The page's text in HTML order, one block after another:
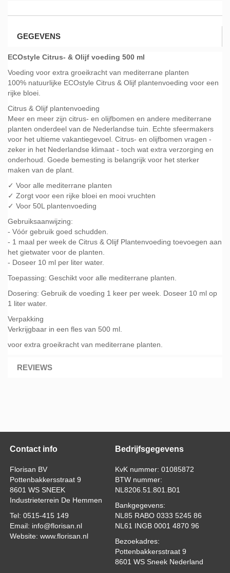
GEGEVENS
ECOstyle Citrus- & Olijf voeding 500 ml
Voeding voor extra groeikracht van mediterrane planten
100% natuurlijke ECOstyle Citrus & Olijf plantenvoeding voor een
rijke bloei.
Citrus & Olijf plantenvoeding
Meer en meer zijn citrus- en olijfbomen en andere mediterrane
planten onderdeel van de Nederlandse tuin. Echte sfeermakers
voor het ultieme vakantiegevoel. Citrus- en olijfbomen vragen -
zeker in het Nederlandse klimaat - toch wat extra verzorging en
onderhoud. Goede bemesting is belangrijk voor het sterker
maken van de plant.
✓ Voor alle mediterrane planten
✓ Zorgt voor een rijke bloei en mooi vruchten
✓ Voor 50L plantenvoeding
Gebruiksaanwijzing:
- Vóór gebruik goed schudden.
- 1 maal per week de Citrus & Olijf Plantenvoeding toevoegen aan
het gietwater voor de planten.
- Doseer 10 ml per liter water.
Toepassing: Geschikt voor alle mediterrane planten.
Dosering: Gebruik de voeding 1 keer per week. Doseer 10 ml op
1 liter water.
Verpakking
Verkrijgbaar in een fles van 500 ml.
voor extra groeikracht van mediterrane planten.
REVIEWS
Contact info
Florisan BV
Pottenbakkersstraat 9
8601 WS SNEEK
Industrieterrein De Hemmen
Tel: 0515-415 149
Email: info@florisan.nl
Website: www.florisan.nl
Bedrijfsgegevens
KvK nummer: 01085872
BTW nummer:
NL8206.51.801.B01
Bankgegevens:
NL85 RABO 0333 5245 86
NL61 INGB 0001 4870 96
Bezoekadres:
Pottenbakkersstraat 9
8601 WS Sneek Nederland